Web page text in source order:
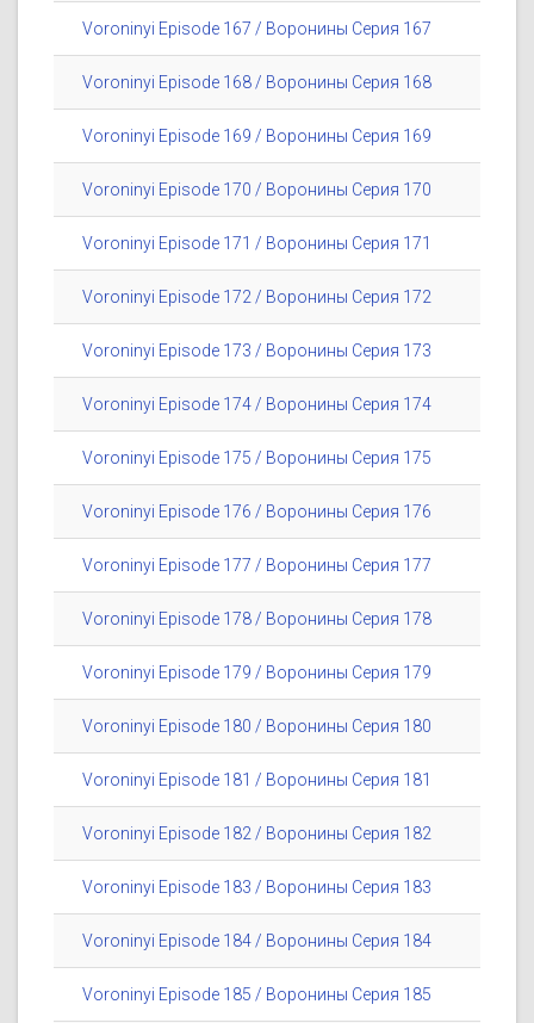
Voroninyi Episode 167 / Воронины Серия 167
Voroninyi Episode 168 / Воронины Серия 168
Voroninyi Episode 169 / Воронины Серия 169
Voroninyi Episode 170 / Воронины Серия 170
Voroninyi Episode 171 / Воронины Серия 171
Voroninyi Episode 172 / Воронины Серия 172
Voroninyi Episode 173 / Воронины Серия 173
Voroninyi Episode 174 / Воронины Серия 174
Voroninyi Episode 175 / Воронины Серия 175
Voroninyi Episode 176 / Воронины Серия 176
Voroninyi Episode 177 / Воронины Серия 177
Voroninyi Episode 178 / Воронины Серия 178
Voroninyi Episode 179 / Воронины Серия 179
Voroninyi Episode 180 / Воронины Серия 180
Voroninyi Episode 181 / Воронины Серия 181
Voroninyi Episode 182 / Воронины Серия 182
Voroninyi Episode 183 / Воронины Серия 183
Voroninyi Episode 184 / Воронины Серия 184
Voroninyi Episode 185 / Воронины Серия 185